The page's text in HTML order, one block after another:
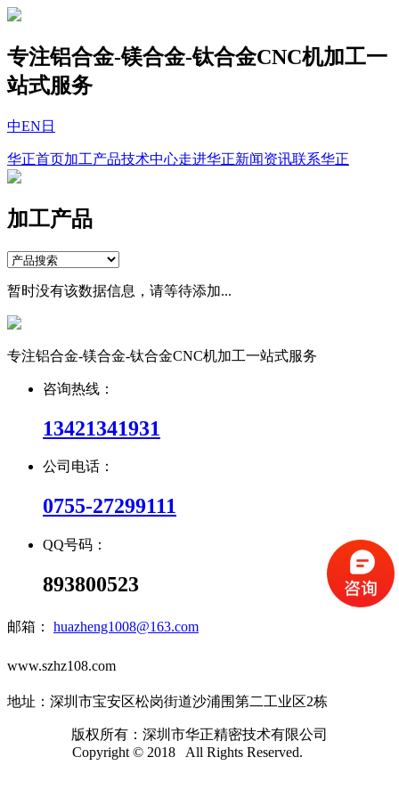
专注铝合金-镁合金-钛合金CNC机加工一
站式服务
中EN 日
华正首页加工产品技术中心走进华正新闻资讯联系华正
加工产品
暂时没有该数据信息，请等待添加...
专注铝合金-镁合金-钛合金CNC机加工一站式服务
咨询热线：
13421341931
公司电话：
0755-27299111
QQ号码：
893800523
邮箱： huazheng1008@163.com
www.szhz108.com
地址：深圳市宝安区松岗街道沙浦围第二工业区2栋
版权所有：深圳市华正精密技术有限公司
Copyright © 2018 All Rights Reserved.